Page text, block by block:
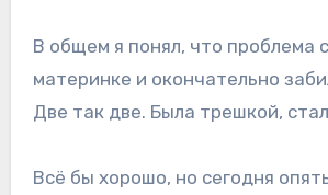
В общем я понял, что проблема
материнке и окончательно
Две так две. Была трешкой,
Всё бы хорошо, но сегодня